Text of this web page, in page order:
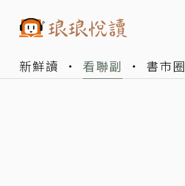
新鮮讀 看聯副 書市圈